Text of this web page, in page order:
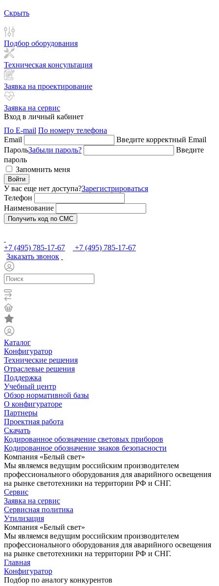
Скрыть
Подбор оборудования
Техническая консультация
Заявка на проектирование
Заявка на сервис
Вход в личный кабинет
По E-mail По номеру телефона
Email
Введите корректный Email
ПарольЗабыли пароль?
Введите
пароль
Запомнить меня
Войти
У вас еще нет доступа?Зарегистрироваться
Телефон
Наименование
Получить код по СМС
+7 (495) 785-17-67
+7 (495) 785-17-67
Заказать звонок
Каталог
Конфигуратор
Технические решения
Отраслевые решения
Поддержка
Учебный центр
Обзор нормативной базы
О конфигураторе
Партнеры
Проектная работа
Скачать
Кодированное обозначение световых приборов
Кодированное обозначение знаков безопасности
Компания «Белый свет»
Мы являемся ведущим российским производителем
профессионального оборудования для аварийного освещения
на рынке светотехники на территории РФ и СНГ.
Сервис
Заявка на сервис
Сервисная политика
Утилизация
Компания «Белый свет»
Мы являемся ведущим российским производителем
профессионального оборудования для аварийного освещения
на рынке светотехники на территории РФ и СНГ.
Главная
Конфигуратор
Подбор по аналогу конкурентов